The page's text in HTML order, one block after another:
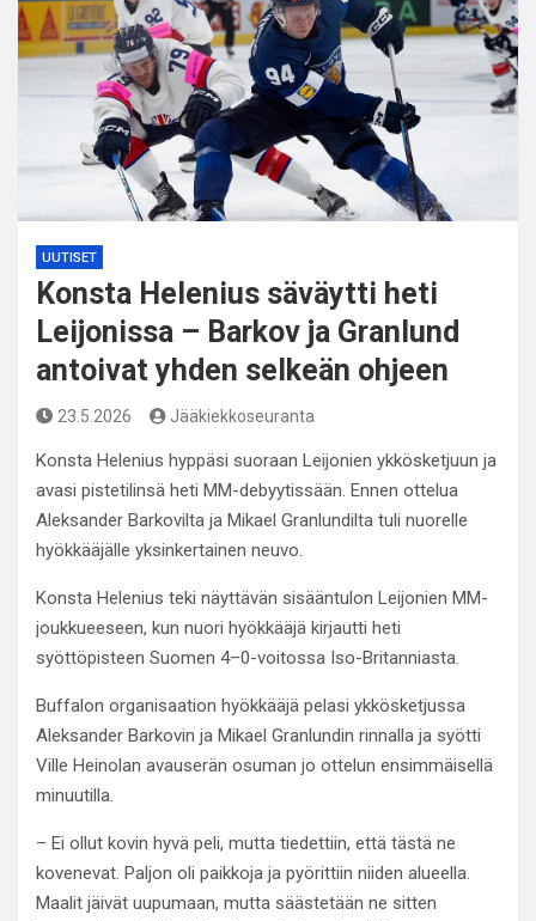
UUTISET
Konsta Helenius säväytti heti
Leijonissa – Barkov ja Granlund
antoivat yhden selkeän ohjeen
23.5.2026 Jääkiekkoseuranta
Konsta Helenius hyppäsi suoraan Leijonien ykkösketjuun ja
avasi pistetilinsä heti MM-debyytissään. Ennen ottelua
Aleksander Barkovilta ja Mikael Granlundilta tuli nuorelle
hyökkääjälle yksinkertainen neuvo.
Konsta Helenius teki näyttävän sisääntulon Leijonien MM-
joukkueeseen, kun nuori hyökkääjä kirjautti heti
syöttöpisteen Suomen 4–0-voitossa Iso-Britanniasta.
Buffalon organisaation hyökkääjä pelasi ykkösketjussa
Aleksander Barkovin ja Mikael Granlundin rinnalla ja syötti
Ville Heinolan avauserän osuman jo ottelun ensimmäisellä
minuutilla.
– Ei ollut kovin hyvä peli, mutta tiedettiin, että tästä ne
kovenevat. Paljon oli paikkoja ja pyörittiin niiden alueella.
Maalit jäivät uupumaan, mutta säästetään ne sitten